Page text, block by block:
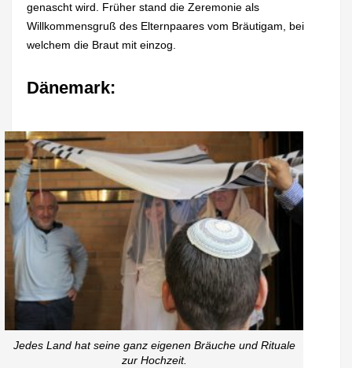
genascht wird. Früher stand die Zeremonie als
Willkommensgruß des Elternpaares vom Bräutigam, bei
welchem die Braut mit einzog.
Dänemark:
Jedes Land hat seine ganz eigenen Bräuche und Rituale
zur Hochzeit.